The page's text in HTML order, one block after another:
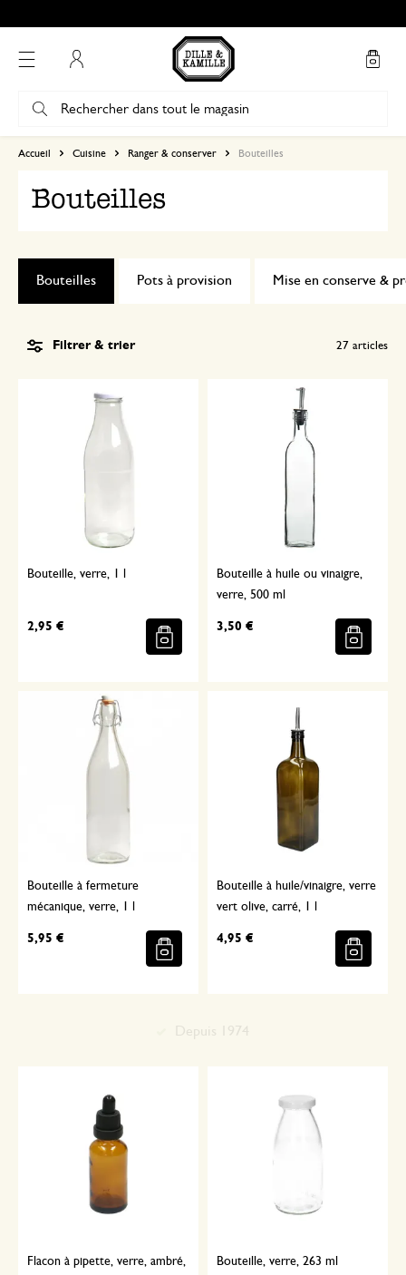
Accueil Cuisine Ranger & conserver Bouteilles
Bouteilles
Pots à provision Mise en conserve &
Bouteilles
Filtrer & trier 27 articles
Bouteille, verre, 1 l
2,95 €
Bouteille à huile ou vinaigre,
verre, 500 ml
3,50 €
Bouteille à fermeture
mécanique, verre, 1 l
5,95 €
Bouteille à huile/vinaigre, verre
vert olive, carré, 1 l
4,95 €
Flacon à pipette, verre, ambré,
Bouteille, verre, 263 ml